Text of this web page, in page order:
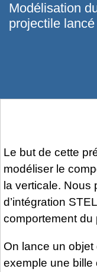
Modélisation
projectile
Le but de cette
modéliser le
la verticale. Nous
d’intégration
comportement du
On lance un objet
exemple une bille